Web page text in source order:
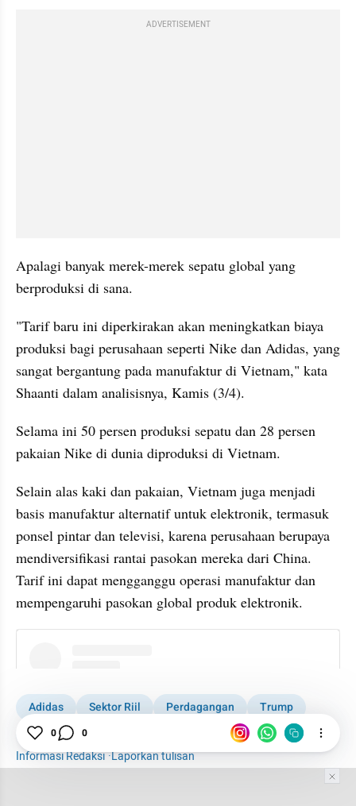
ADVERTISEMENT
Apalagi banyak merek-merek sepatu global yang
berproduksi di sana.
"Tarif baru ini diperkirakan akan meningkatkan biaya
produksi bagi perusahaan seperti Nike dan Adidas, yang
sangat bergantung pada manufaktur di Vietnam," kata
Shaanti dalam analisisnya, Kamis (3/4).
Selama ini 50 persen produksi sepatu dan 28 persen
pakaian Nike di dunia diproduksi di Vietnam.
Selain alas kaki dan pakaian, Vietnam juga menjadi
basis manufaktur alternatif untuk elektronik, termasuk
ponsel pintar dan televisi, karena perusahaan berupaya
mendiversifikasi rantai pasokan mereka dari China.
Tarif ini dapat mengganggu operasi manufaktur dan
mempengaruhi pasokan global produk elektronik.
Adidas Sektor Riil Perdagangan
Trump
Tarif Trump
Informasi Redaksi·Laporkan tulisan
0 0